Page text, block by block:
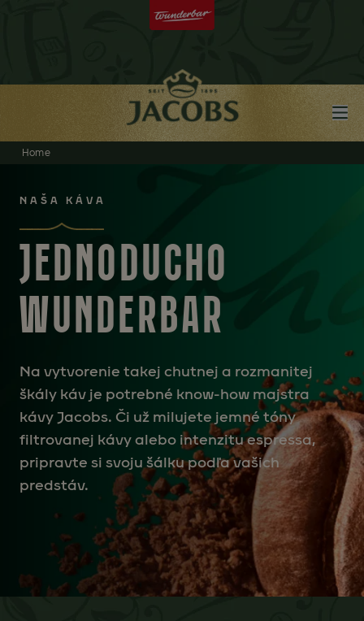
Home
NAŠA KÁVA
JEDNODUCHO
WUNDERBAR
Na vytvorenie takej chutnej a rozmanitej
škály káv je potrebné know-how majstra
kávy Jacobs. Či už milujete jemné tóny
filtrovanej kávy alebo intenzitu espressa,
pripravte si svoju šálku podľa vašich
predstáv.